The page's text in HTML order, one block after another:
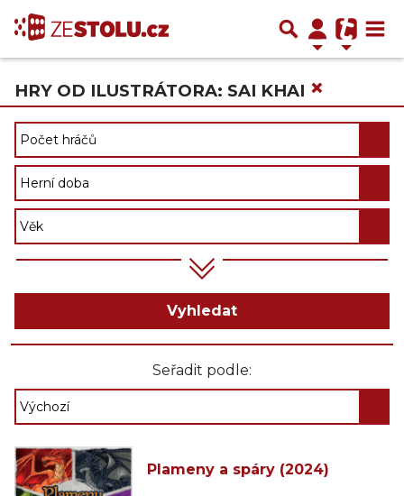
HRY OD ILUSTRÁTORA: SAI KHAI ×
Vyhledat
Seřadit podle:
Plameny a spáry (2024)